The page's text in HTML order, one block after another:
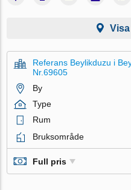
Referans Beylikduzu i
Nr.69605
By
Type
Rum
Bruksområde
Full pris